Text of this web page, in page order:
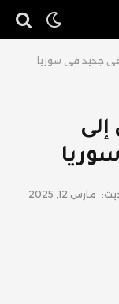
جديد في سوريا
إلى
مارس 12, 2025